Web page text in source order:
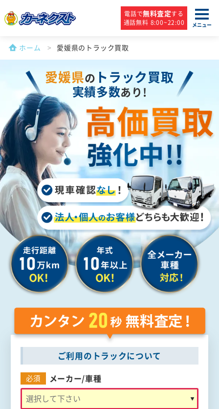
電話で無料査定する
通話無料 8:00~22:00
メニュー
ホーム 愛媛県のトラック買取
愛媛県の トラック買取
実績多数あり!
ご利用のトラックについて
必須 メーカー/車種